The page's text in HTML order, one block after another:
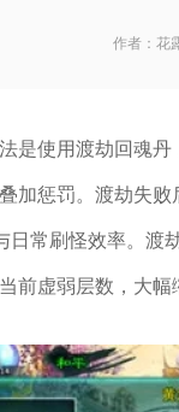
作者： 花
是使用渡劫回魂
加惩罚。渡劫失
常刷怪效率。渡
前虚弱层数，大